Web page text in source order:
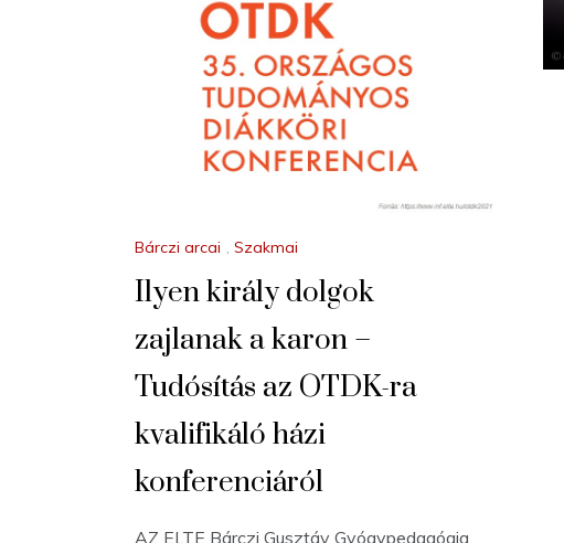
Bárczi arcai , Szakmai
Ilyen király dolgok
zajlanak a karon –
Tudósítás az OTDK-ra
kvalifikáló házi
konferenciáról
AZ ELTE Bárczi Gusztáv Gyógypedagógia